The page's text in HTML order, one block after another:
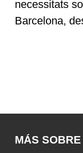
necessitats
Barcelona,
MÁS